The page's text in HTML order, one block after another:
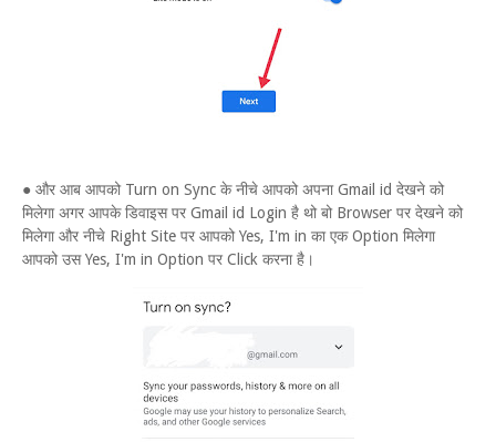
● और आब आपको Turn on Sync के नीचे आपको अपना Gmail id देखने को
मिलेगा अगर आपके डिवाइस पर Gmail id Login है थो बो Browser पर देखने को
मिलेगा और नीचे Right Site पर आपको Yes, I'm in का एक Option मिलेगा
आपको उस Yes, I'm in Option पर Click करना है।